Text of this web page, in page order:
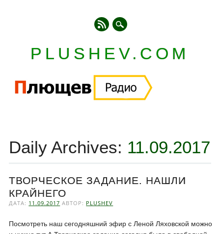
PLUSHEV.COM
content
Daily Archives: 11.09.2017
ТВОРЧЕСКОЕ ЗАДАНИЕ. НАШЛИ
КРАЙНЕГО
ДАТА: 11.09.2017 АВТОР: PLUSHEV
Посмотреть наш сегодняшний эфир с Леной Ляховской можно